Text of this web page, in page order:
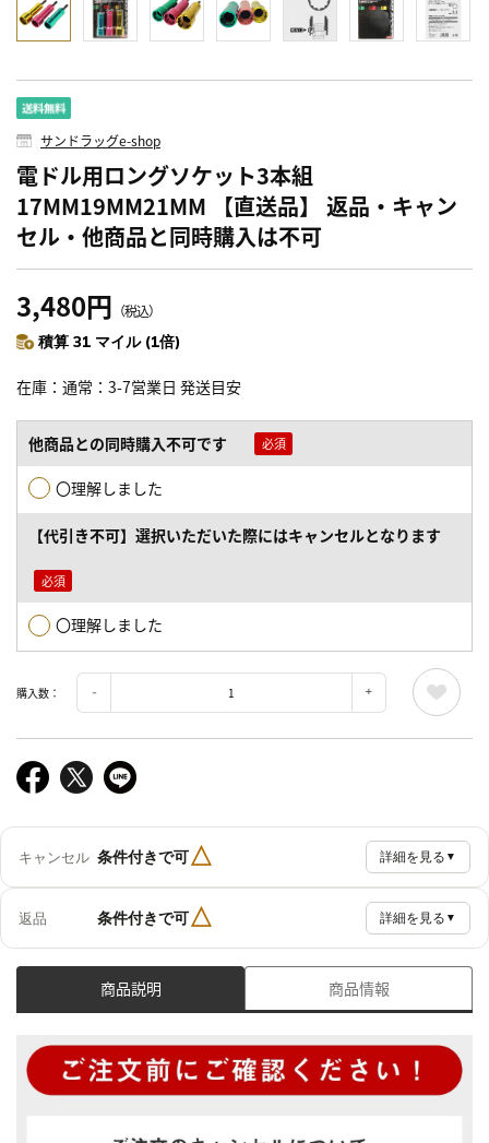
サンドラッグe-shop
電ドル用ロングソケット3本組
17MM19MM21MM 【直送品】 返品・キャン
セル・他商品と同時購入は不可
3,480円 （税込）
積算 31 マイル (1倍)
在庫 通常：3-7営業日 発送目安
他商品との同時購入不可です
〇理解しました
【代引き不可】選択いただいた際にはキャンセルとなります
〇理解しました
購入数：
キャンセル 条件付きで可△ 詳細を見る ▼
返品 条件付きで可△ 詳細を見る ▼
商品説明 商品情報